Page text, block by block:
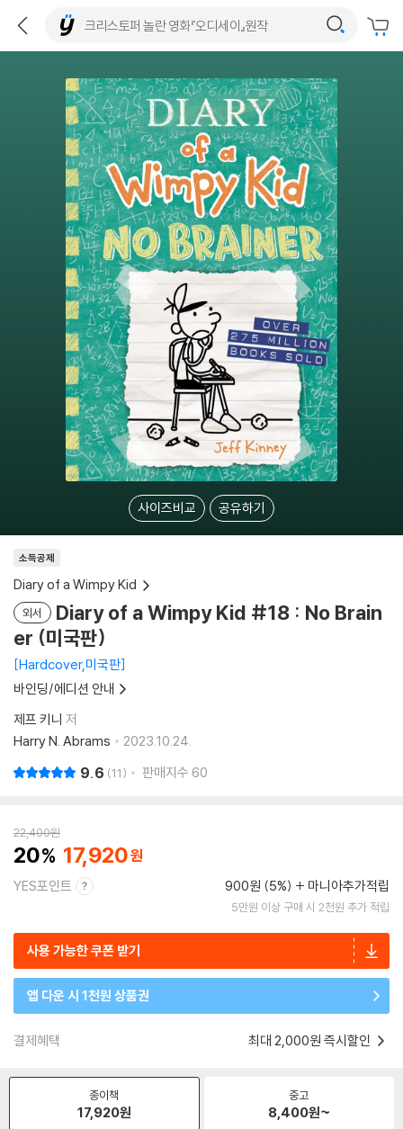
사이즈비교 공유하기
소득공제
Diary of a Wimpy Kid
외서
Diary of a Wimpy Kid #18 : No Brain
er (미국판)
Hardcover,미국판
바인딩/에디션 안내
제프 키니 저
Harry N. Abrams
2023.10.24.
9.6 11 판매지수 60
22,400원
20 17,920
YES포인트 900원 (5%) 마니아추가적립
5만원 이상 구매 시 2천원 추가 적립
사용 가능한 쿠폰 받기
앱 다운 시 1천원 상품권
결제혜택 최대 2,000원 즉시할인
종이책
17,920원
중고
8,400원~